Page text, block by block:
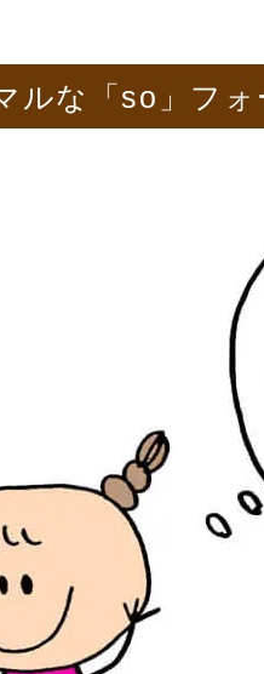
ルな「so」フォ